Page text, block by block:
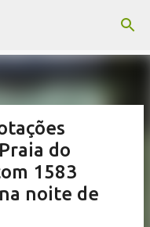
principal
do
1583
noite de